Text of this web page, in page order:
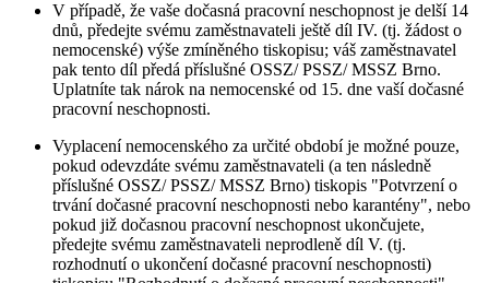
V případě, že vaše dočasná pracovní neschopnost je delší 14
dnů, předejte svému zaměstnavateli ještě díl IV. (tj. žádost o
nemocenské) výše zmíněného tiskopisu; váš zaměstnavatel
pak tento díl předá příslušné OSSZ/ PSSZ/ MSSZ Brno.
Uplatníte tak nárok na nemocenské od 15. dne vaší dočasné
pracovní neschopnosti.
Vyplacení nemocenského za určité období je možné pouze,
pokud odevzdáte svému zaměstnavateli (a ten následně
příslušné OSSZ/ PSSZ/ MSSZ Brno) tiskopis "Potvrzení o
trvání dočasné pracovní neschopnosti nebo karantény", nebo
pokud již dočasnou pracovní neschopnost ukončujete,
předejte svému zaměstnavateli neprodleně díl V. (tj.
rozhodnutí o ukončení dočasné pracovní neschopnosti)